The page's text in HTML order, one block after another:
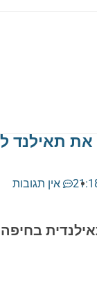
אין תגובות